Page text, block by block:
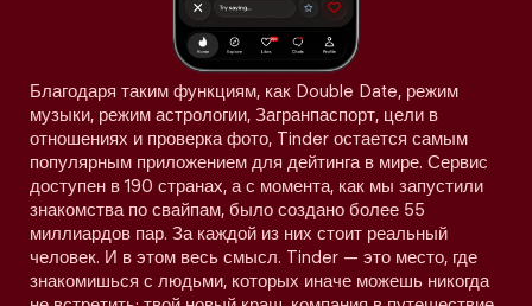
Благодаря таким функциям, как Double Date, режим
музыки, режим астрологии, Загранпаспорт, цели в
отношениях и проверка фото, Tinder остается самым
популярным приложением для дейтинга в мире. Сервис
доступен в 190 странах, а с момента, как мы запустили
знакомства по свайпам, было создано более 55
миллиардов пар. За каждой из них стоит реальный
человек. И в этом весь смысл. Tinder — это место, где
знакомишься с людьми, которых иначе можешь никогда